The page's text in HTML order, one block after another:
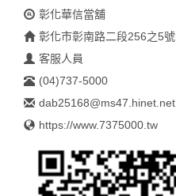
彰化華信當舖
彰化市彰南路二段256之5號
客服人員
(04)737-5000
dab25168@ms47.hinet.net
https://www.7375000.tw